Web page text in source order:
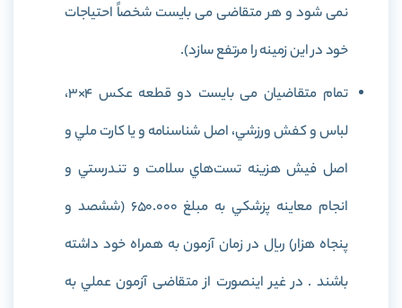
نمی شود و هر متقاضی می بایست شخصاً احتیاجات
خود در این زمینه را مرتفع سازد).
تمام متقاضیان می بایست دو قطعه عكس 4×3،
لباس‌ و كفش‌ ورزشي‌، اصل شناسنامه و يا كارت ملي و
اصل فيش هزينه تست‌هاي سلامت و تندرستي و
انجام معاينه پزشكي به مبلغ 650.000 (ششصد ‌و
پنجاه هزار) ريال در زمان آزمون به همراه خود داشته
باشند . در غير اينصورت از متقاضی‌ آزمون ‌عملي‌ به